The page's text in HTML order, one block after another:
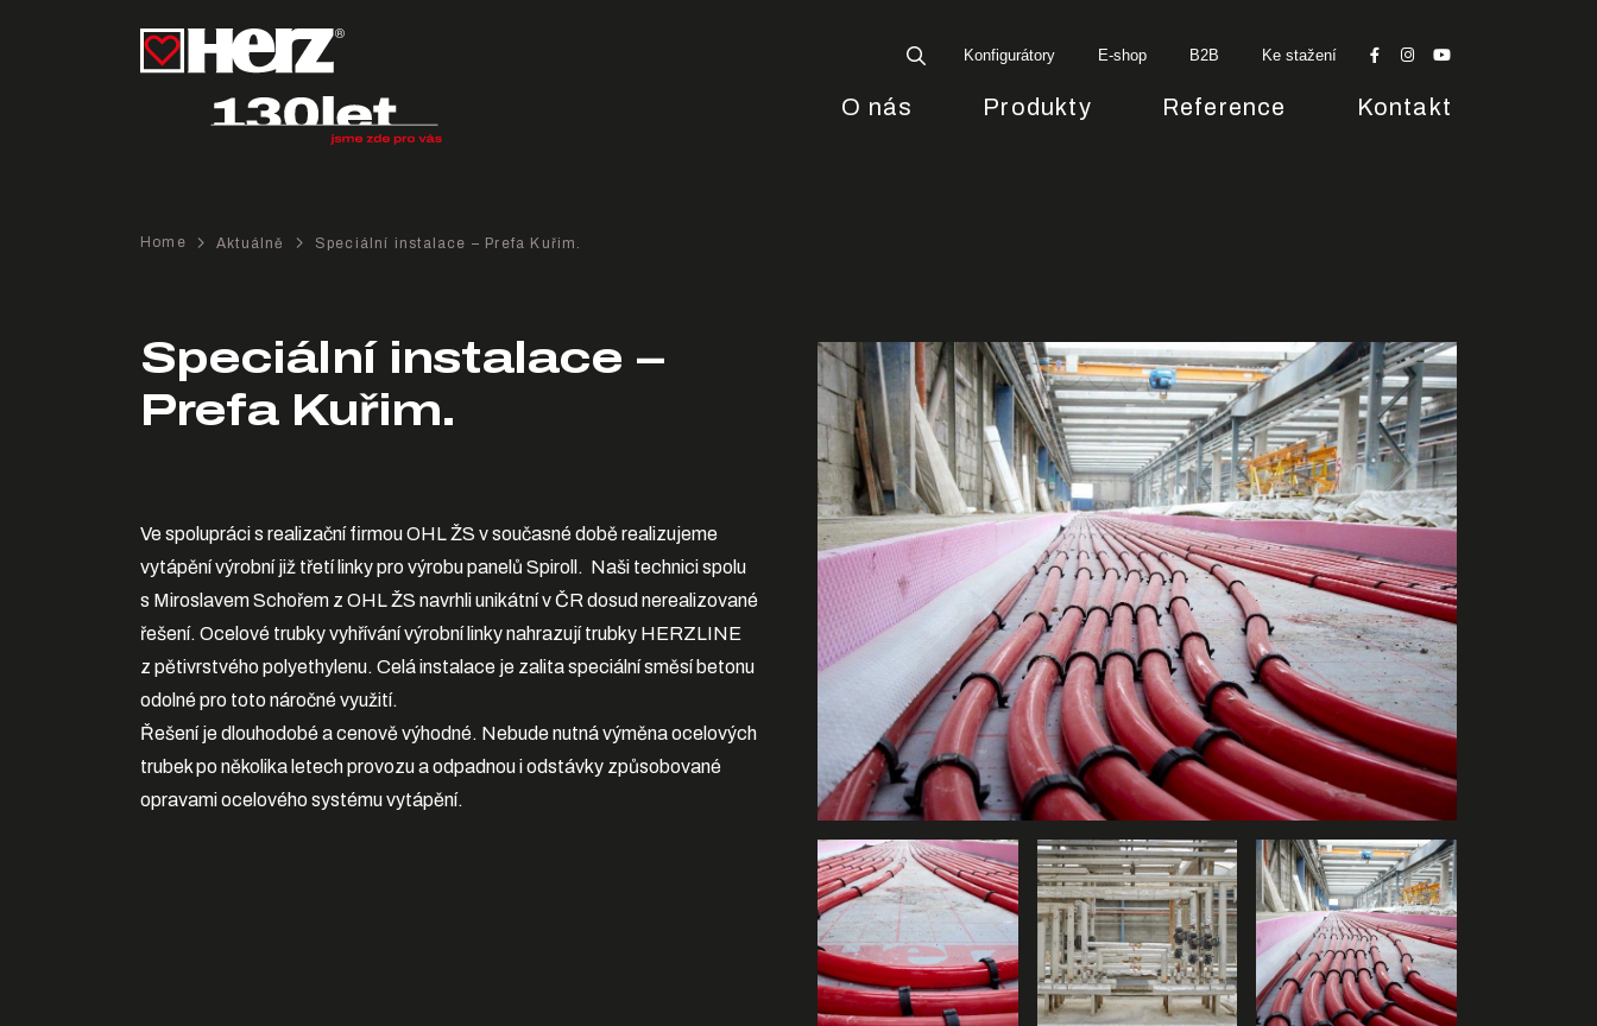
Konfigurátory E-shop B2B Ke stažení
O nás Produkty Reference Kontakt
Home Aktuálně Speciální instalace – Prefa Kuřim.
Speciální instalace –
Prefa Kuřim.
Ve spolupráci s realizační firmou OHL ŽS v současné době realizujeme
vytápění výrobní již třetí linky pro výrobu panelů Spiroll. Naši technici spolu
s Miroslavem Schořem z OHL ŽS navrhli unikátní v ČR dosud nerealizované
řešení. Ocelové trubky vyhřívání výrobní linky nahrazují trubky HERZLINE
z pětivrstvého polyethylenu. Celá instalace je zalita speciální směsí betonu
odolné pro toto náročné využití.
Řešení je dlouhodobé a cenově výhodné. Nebude nutná výměna ocelových
trubek po několika letech provozu a odpadnou i odstávky způsobované
opravami ocelového systému vytápění.